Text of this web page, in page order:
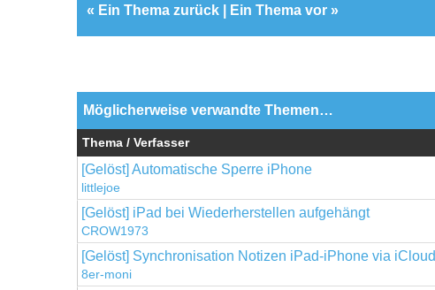
« Ein Thema zurück Ein Thema vor »
Möglicherweise verwandte Themen…
Thema / Verfasser
[Gelöst] Automatische Sperre iPhone
littlejoe
[Gelöst] iPad bei Wiederherstellen aufgehängt
CROW1973
[Gelöst] Synchronisation Notizen iPad-iPhone via iCloud
8er-moni